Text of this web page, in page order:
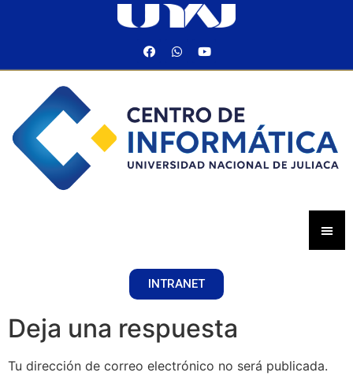
INTRANET
Deja una respuesta
Tu dirección de correo electrónico no será publicada.